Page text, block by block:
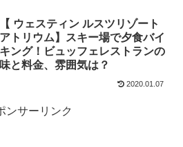
【 ウェスティン ルスツリゾート
アトリウム】スキー場で夕食バイ
キング！ビュッフェレストランの
味と料金、雰囲気は？
2020.01.07
ンサーリンク